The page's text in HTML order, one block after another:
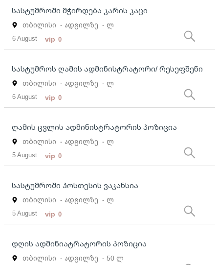
სასტუმროში მჭირდება კარის კაცი
თბილისი - ადგილზე - ლ
6 August vip 0
სასტუმროს ღამის ადმინისტრატორი/ რესეფშენი
თბილისი - ადგილზე - ლ
6 August vip 0
ღამის ცვლის ადმინისტრატორის პოზიცია
თბილისი - ადგილზე - ლ
5 August vip 0
სასტუმროში ჰოსთესის ვაკანსია
თბილისი - ადგილზე - ლ
5 August vip 0
დღის ადმინიატრატორის პოზიცია
თბილისი - ადგილზე - 50 ლ